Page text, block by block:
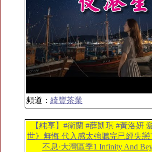
頻道： 綺豐茶業
【純享】#衛蘭 #薛凱琪 #黃洛妍
世》無悔 代入感太強聽完已經失
不息·大灣區季1 Infinity And